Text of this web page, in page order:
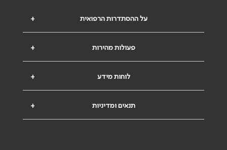
+ על ההסתדרות הרפואית
+ פעולות מהירות
+ לוחות מידע
+ תנאים ומדיניות